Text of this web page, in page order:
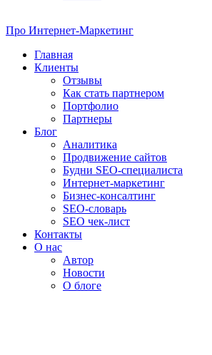
Про Интернет-Маркетинг
Главная
Клиенты
Отзывы
Как стать партнером
Портфолио
Партнеры
Блог
Аналитика
Продвижение сайтов
Будни SEO-специалиста
Интернет-маркетинг
Бизнес-консалтинг
SEO-словарь
SEO чек-лист
Контакты
О нас
Автор
Новости
О блоге